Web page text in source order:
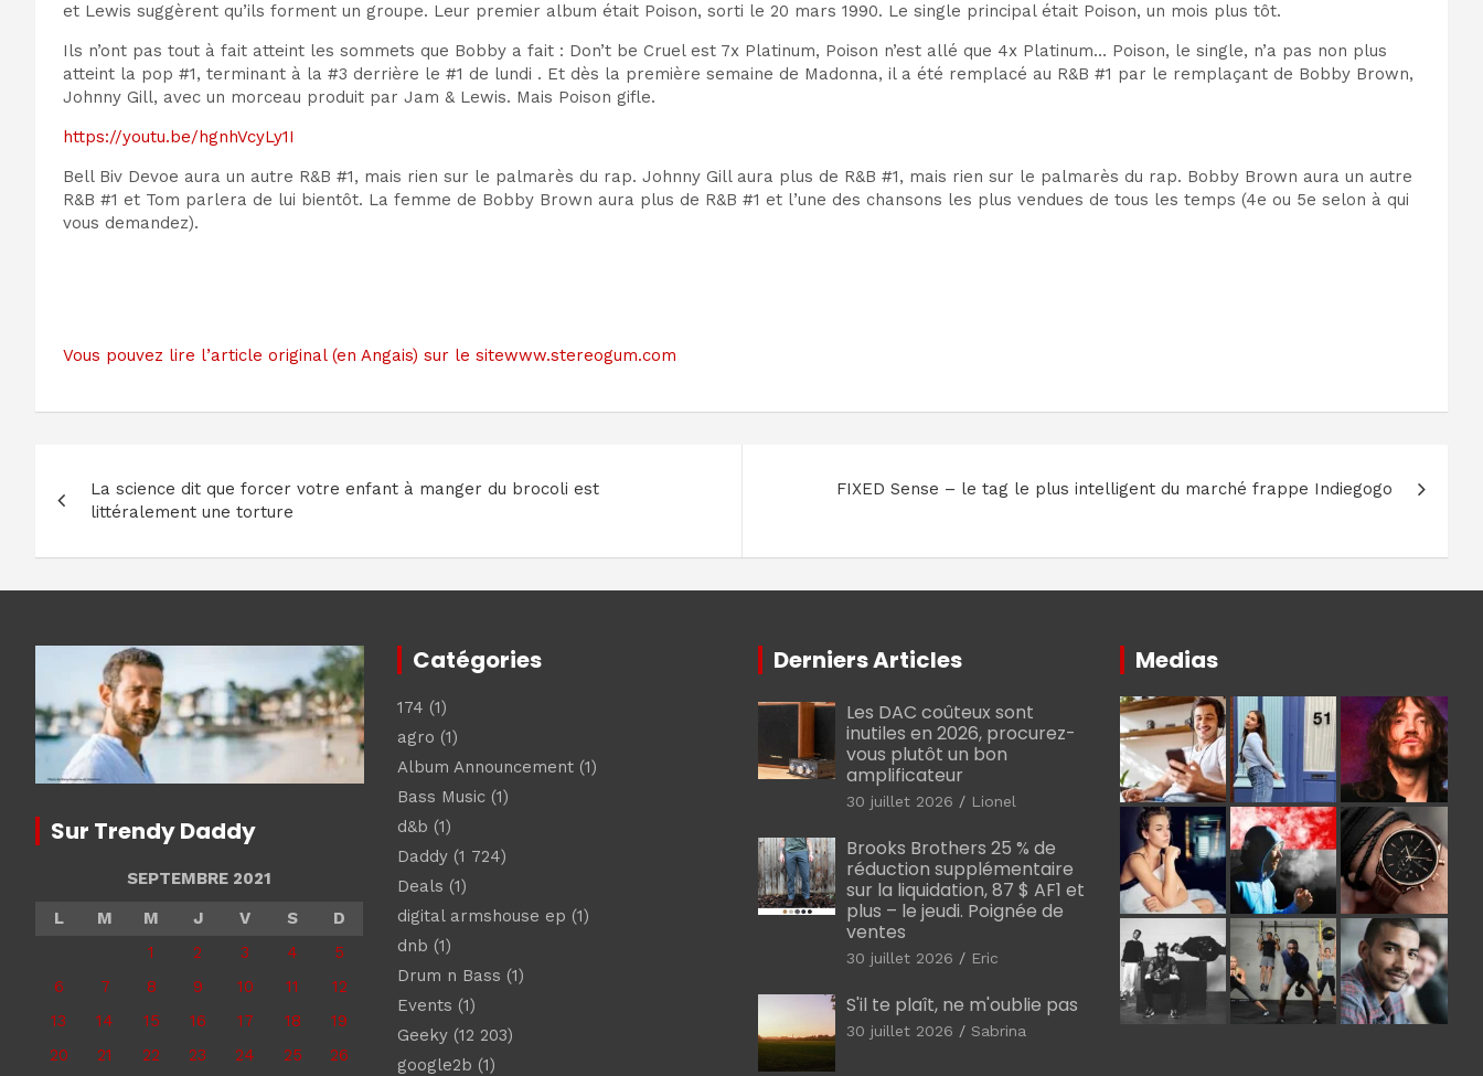
et Lewis suggèrent qu’ils forment un groupe. Leur premier album était Poison, sorti le 20 mars 1990. Le single principal était Poison, un mois plus tôt.
Ils n’ont pas tout à fait atteint les sommets que Bobby a fait : Don’t be Cruel est 7x Platinum, Poison n’est allé que 4x Platinum… Poison, le single, n’a pas non plus
atteint la pop #1, terminant à la #3 derrière le #1 de lundi . Et dès la première semaine de Madonna, il a été remplacé au R&B #1 par le remplaçant de Bobby Brown,
Johnny Gill, avec un morceau produit par Jam & Lewis. Mais Poison gifle.
https://youtu.be/hgnhVcyLy1I
Bell Biv Devoe aura un autre R&B #1, mais rien sur le palmarès du rap. Johnny Gill aura plus de R&B #1, mais rien sur le palmarès du rap. Bobby Brown aura un autre
R&B #1 et Tom parlera de lui bientôt. La femme de Bobby Brown aura plus de R&B #1 et l’une des chansons les plus vendues de tous les temps (4e ou 5e selon à qui
vous demandez).
Vous pouvez lire l’article original (en Angais) sur le sitewww.stereogum.com
de
l’article
La science dit que forcer votre enfant à manger du brocoli est
littéralement une torture
FIXED Sense – le tag le plus intelligent du marché frappe Indiegogo
Sur Trendy Daddy
SEPTEMBRE 2021
L
M M J V S
D
1
2 3 4
5
6
7 8 9 10 11
12
13
14 15 16 17 18
19
20
21 22 23 24 25
26
Catégories
174 (1)
agro (1)
Album Announcement(1)
Bass Music(1)
d&b (1)
Daddy(1 724)
Deals (1)
digital armshouse ep (1)
dnb (1)
Drum n Bass (1)
Events (1)
Geeky(12 203)
google2b (1)
Derniers Articles
Les DAC coûteux sont
inutiles en 2026, procurez-
vous plutôt un bon
amplificateur
30 juillet 2026 Lionel
Brooks Brothers 25 % de
réduction supplémentaire
sur la liquidation, 87 $ AF1 et
plus – le jeudi. Poignée de
ventes
30 juillet 2026 Eric
S'il te plaît, ne m'oublie pas
30 juillet 2026 Sabrina
Medias